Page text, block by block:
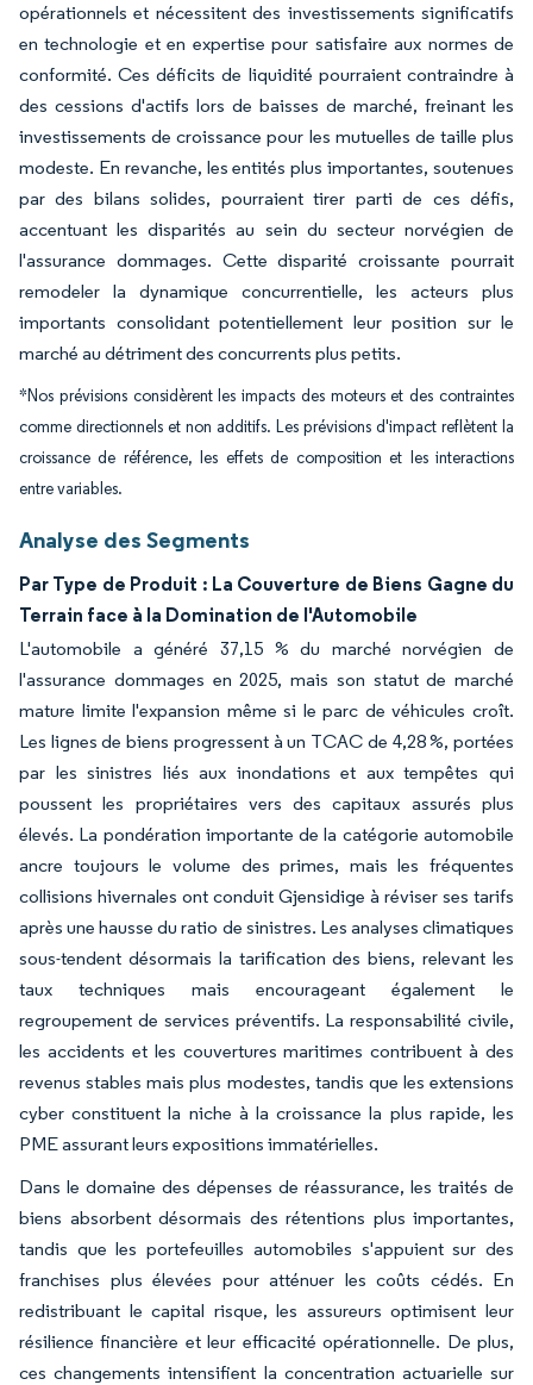
opérationnels et nécessitent des investissements significatifs
en technologie et en expertise pour satisfaire aux normes de
conformité. Ces déficits de liquidité pourraient contraindre à
des cessions d'actifs lors de baisses de marché, freinant les
investissements de croissance pour les mutuelles de taille plus
modeste. En revanche, les entités plus importantes, soutenues
par des bilans solides, pourraient tirer parti de ces défis,
accentuant les disparités au sein du secteur norvégien de
l'assurance dommages. Cette disparité croissante pourrait
remodeler la dynamique concurrentielle, les acteurs plus
importants consolidant potentiellement leur position sur le
marché au détriment des concurrents plus petits.
*Nos prévisions considèrent les impacts des moteurs et des contraintes
comme directionnels et non additifs. Les prévisions d'impact reflètent la
croissance de référence, les effets de composition et les interactions
entre variables.
Analyse des Segments
Par Type de Produit : La Couverture de Biens Gagne du
Terrain face à la Domination de l'Automobile
L'automobile a généré 37,15 % du marché norvégien de
l'assurance dommages en 2025, mais son statut de marché
mature limite l'expansion même si le parc de véhicules croît.
Les lignes de biens progressent à un TCAC de 4,28 %, portées
par les sinistres liés aux inondations et aux tempêtes qui
poussent les propriétaires vers des capitaux assurés plus
élevés. La pondération importante de la catégorie automobile
ancre toujours le volume des primes, mais les fréquentes
collisions hivernales ont conduit Gjensidige à réviser ses tarifs
après une hausse du ratio de sinistres. Les analyses climatiques
sous-tendent désormais la tarification des biens, relevant les
taux techniques mais encourageant également le
regroupement de services préventifs. La responsabilité civile,
les accidents et les couvertures maritimes contribuent à des
revenus stables mais plus modestes, tandis que les extensions
cyber constituent la niche à la croissance la plus rapide, les
PME assurant leurs expositions immatérielles.
Dans le domaine des dépenses de réassurance, les traités de
biens absorbent désormais des rétentions plus importantes,
tandis que les portefeuilles automobiles s'appuient sur des
franchises plus élevées pour atténuer les coûts cédés. En
redistribuant le capital risque, les assureurs optimisent leur
résilience financière et leur efficacité opérationnelle. De plus,
ces changements intensifient la concentration actuarielle sur